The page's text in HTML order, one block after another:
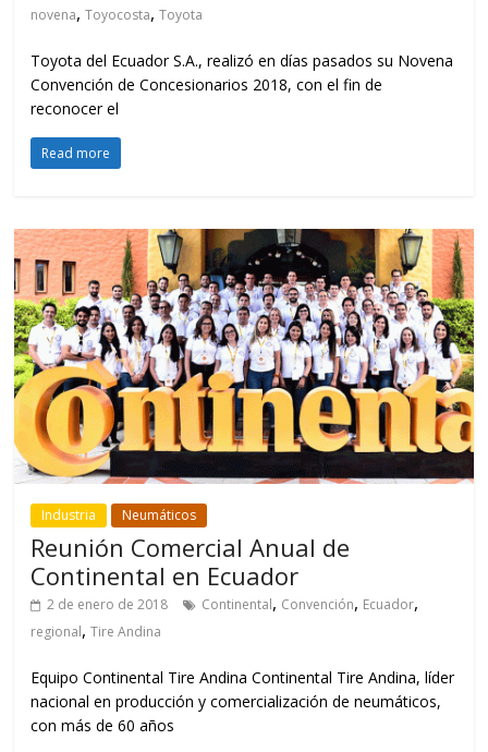
novena,Toyocosta,Toyota
Toyota del Ecuador S.A., realizó en días pasados su Novena
Convención de Concesionarios 2018, con el fin de
reconocer el
Read more
Industria Neumáticos
Reunión Comercial Anual de
Continental en Ecuador
2 de enero de 2018 Continental, Convención, Ecuador,
regional,Tire Andina
Equipo Continental Tire Andina Continental Tire Andina, líder
nacional en producción y comercialización de neumáticos,
con más de 60 años